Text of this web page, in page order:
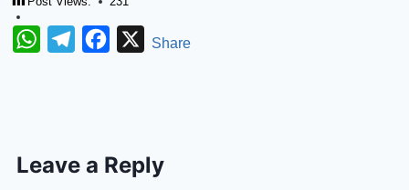
WhatsAppTelegramFacebook
XShare
Leave a Reply